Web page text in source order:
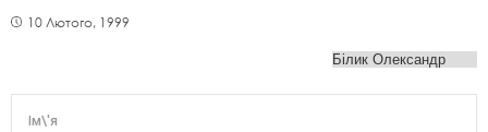
10 Лютого, 1999
Ім\'я